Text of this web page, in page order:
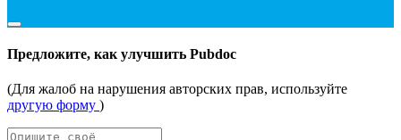
Предложите, как улучшить Pubdoc
(Для жалоб на нарушения авторских прав, используйте
другую форму )